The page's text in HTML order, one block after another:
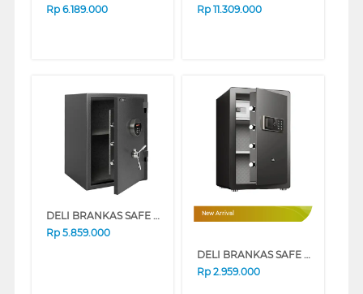
Rp 6.189.000
Rp 11.309.000
DELI BRANKAS SAFE BOX DELI_ET600
Rp 5.859.000
New Arrival
DELI BRANKAS SAFE BOX DELI_ET572
Rp 2.959.000